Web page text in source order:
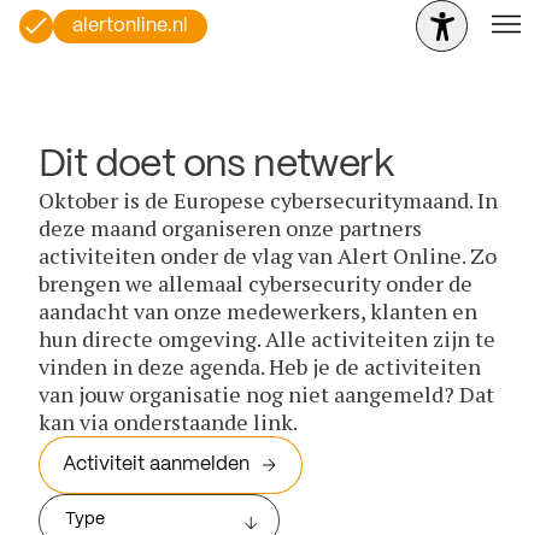
alertonline.nl
Dit doet ons netwerk
Oktober is de Europese cybersecuritymaand. In
deze maand organiseren onze partners
activiteiten onder de vlag van Alert Online. Zo
brengen we allemaal cybersecurity onder de
aandacht van onze medewerkers, klanten en
hun directe omgeving. Alle activiteiten zijn te
vinden in deze agenda. Heb je de activiteiten
van jouw organisatie nog niet aangemeld? Dat
kan via onderstaande link.
Activiteit aanmelden
Type